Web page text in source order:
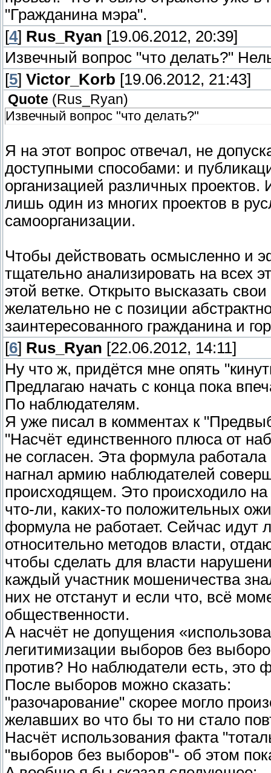
"Гражданина мэра".
[4] Rus_Ryan [19.06.2012, 20:39]
Извечный вопрос "что делать?"
[5] Victor_Korb [19.06.2012, 21:43]
Quote ( Rus_Ryan)
Извечный вопрос "что делать?"
Я на этот вопрос отвечал, не
доступными способами: и
организацией различных
лишь один из многих проектов в
самоорганизации.
Чтобы действовать осмысленно и
тщательно анализировать на всех
этой ветке. Открыто высказать
желательно не с позиции
заинтересованного гражданина и
[6] Rus_Ryan [22.06.2012, 14:11]
Ну что ж, придётся мне опять
Предлагаю начать с конца пока
По наблюдателям.
Я уже писал в комментах к
"Насчёт единственного плюса от
не согласен. Эта формула
нагнал армию наблюдателей
происходящем. Это происходило
что-ли, каких-то положительных
формула не работает. Сейчас
относительно методов власти,
чтобы сделать для власти
каждый участник мошеничества
них не отстанут и если что, всё
общественности.
А насчёт не допущения
легитимизации выборов без
против? Но наблюдатели есть, это
После выборов можно сказать:
"разочарование" скорее могло
желавших во что бы то ни стало
Насчёт использования факта
"выборов без выборов"- об этом